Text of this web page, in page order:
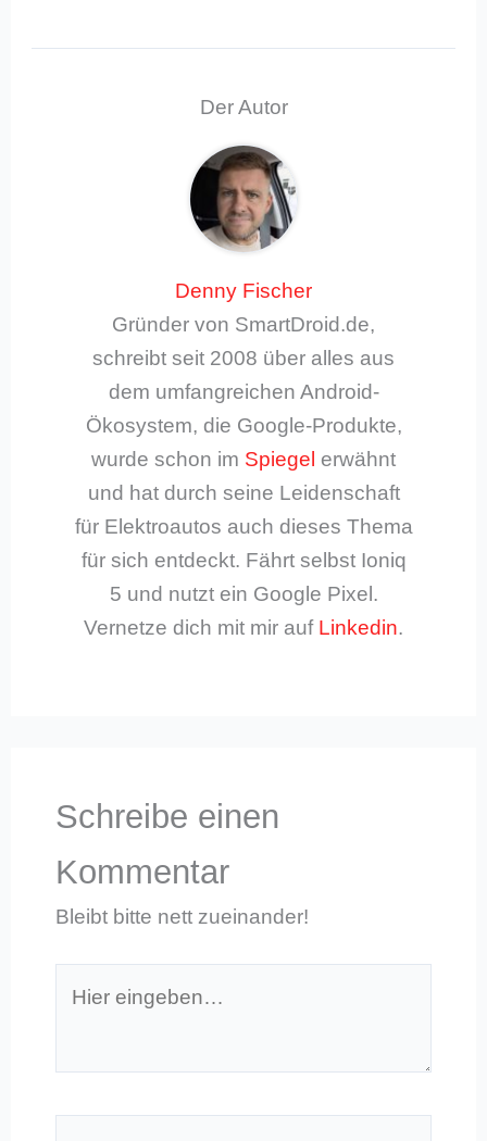
Der Autor
Denny Fischer
Gründer von SmartDroid.de,
schreibt seit 2008 über alles aus
dem umfangreichen Android-
Ökosystem, die Google-Produkte,
wurde schon im Spiegel erwähnt
und hat durch seine Leidenschaft
für Elektroautos auch dieses Thema
für sich entdeckt. Fährt selbst Ioniq
5 und nutzt ein Google Pixel.
Vernetze dich mit mir auf Linkedin.
Schreibe einen
Kommentar
Bleibt bitte nett zueinander!
eingeben…